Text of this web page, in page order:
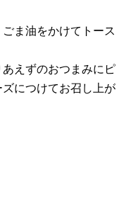
ま油をかけてトース
えずのおつまみにピ
につけてお召し上が